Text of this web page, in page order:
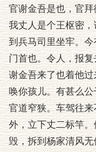
官谢金吾是也，官
我丈人是个王枢密
到兵马司里坐牢。
门首也。令人，报
谢金吾来了也着他
唤你孩儿。有甚么
官道窄狭。车驾往
外，立下丈二标竿
毁，拆到杨家清风